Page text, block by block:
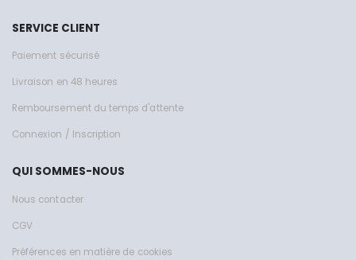
SERVICE CLIENT
Paiement sécurisé
Livraison en 48 heures
Remboursement du temps d'attente
Connexion / Inscription
QUI SOMMES-NOUS
Nous contacter
CGV
Préférences en matière de cookies